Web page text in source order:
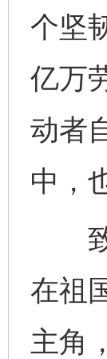
个坚
亿万
动者
中，
致
在祖
主角
完善运